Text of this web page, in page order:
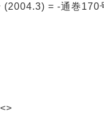
(2004.3) = -通巻170